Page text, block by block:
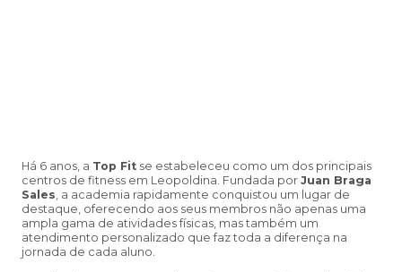
Há 6 anos, a Top Fit se estabeleceu como um dos principais
centros de fitness em Leopoldina. Fundada por Juan Braga
Sales , a academia rapidamente conquistou um lugar de
destaque, oferecendo aos seus membros não apenas uma
ampla gama de atividades físicas, mas também um
atendimento personalizado que faz toda a diferença na
jornada de cada aluno.